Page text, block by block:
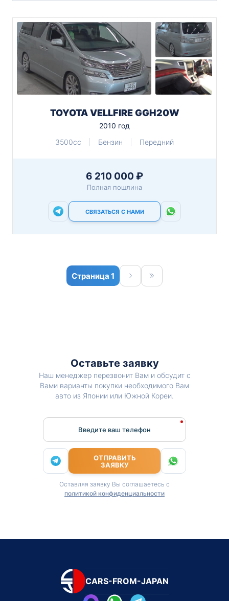
TOYOTA VELLFIRE GGH20W
2010 год
3500cc
Бензин Передний
6 210 000 ₽
Полная пошлина
СВЯЗАТЬСЯ С НАМИ
1
Оставьте заявку
Наш менеджер перезвонит Вам и обсудит с
Вами варианты покупки необходимого Вам
авто из Японии или Южной Кореи.
Введите ваш телефон
ОТПРАВИТЬ
ЗАЯВКУ
Оставляя заявку Вы соглашаетесь с
политикой конфиденциальности
CARS-FROM-JAPAN